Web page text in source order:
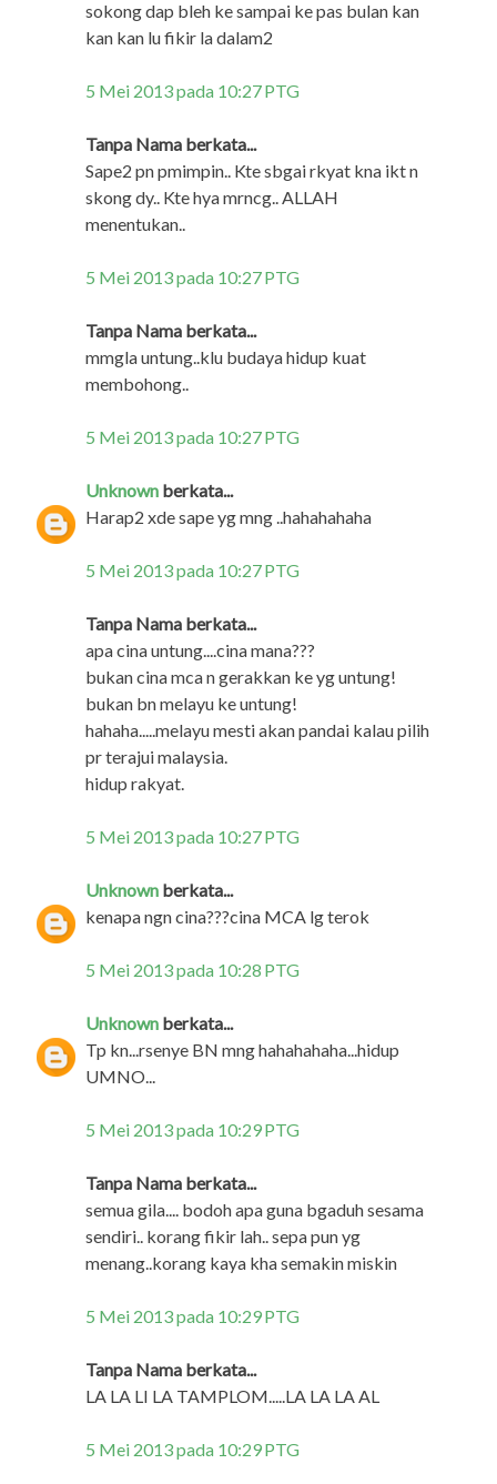
sokong dap bleh ke sampai ke pas bulan kan
kan kan lu fikir la dalam2
5 Mei 2013 pada 10:27 PTG
Tanpa Nama berkata...
Sape2 pn pmimpin.. Kte sbgai rkyat kna ikt n
skong dy.. Kte hya mrncg.. ALLAH
menentukan..
5 Mei 2013 pada 10:27 PTG
Tanpa Nama berkata...
mmgla untung..klu budaya hidup kuat
membohong..
5 Mei 2013 pada 10:27 PTG
Unknown berkata...
Harap2 xde sape yg mng ..hahahahaha
5 Mei 2013 pada 10:27 PTG
Tanpa Nama berkata...
apa cina untung....cina mana???
bukan cina mca n gerakkan ke yg untung!
bukan bn melayu ke untung!
hahaha.....melayu mesti akan pandai kalau pilih
pr terajui malaysia.
hidup rakyat.
5 Mei 2013 pada 10:27 PTG
Unknown berkata...
kenapa ngn cina???cina MCA lg terok
5 Mei 2013 pada 10:28 PTG
Unknown berkata...
Tp kn...rsenye BN mng hahahahaha...hidup
UMNO...
5 Mei 2013 pada 10:29 PTG
Tanpa Nama berkata...
semua gila.... bodoh apa guna bgaduh sesama
sendiri.. korang fikir lah.. sepa pun yg
menang..korang kaya kha semakin miskin
5 Mei 2013 pada 10:29 PTG
Tanpa Nama berkata...
LA LA LI LA TAMPLOM.....LA LA LA AL
5 Mei 2013 pada 10:29 PTG